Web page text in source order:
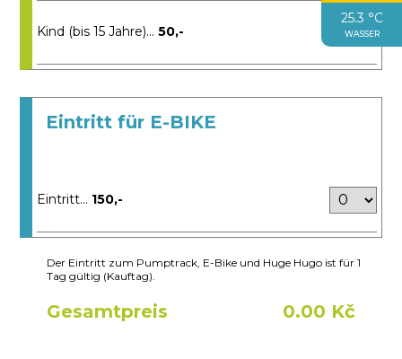
25.3 °C
WASSER
Kind (bis 15 Jahre)... 50,-
Eintritt für E-BIKE
Eintritt... 150,-
Der Eintritt zum Pumptrack, E-Bike und Huge Hugo ist für 1
Tag gültig (Kauftag).
Gesamtpreis 0.00 Kč